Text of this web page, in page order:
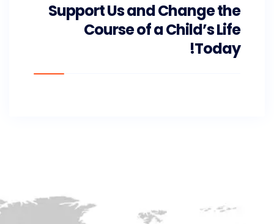
Support Us and Change the
Course of a Child’s Life
Today!